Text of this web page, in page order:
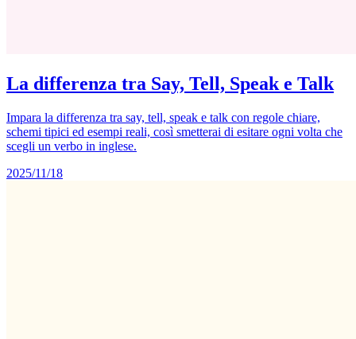
La differenza tra Say, Tell, Speak e Talk
Impara la differenza tra say, tell, speak e talk con regole chiare,
schemi tipici ed esempi reali, così smetterai di esitare ogni volta che
scegli un verbo in inglese.
2025/11/18